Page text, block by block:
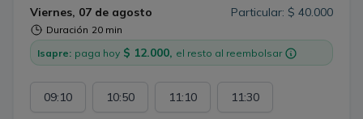
honesta y responsable.
Viernes, 07 de agosto
Duración 20 min
Particular: $ 40.000
Isapre: paga hoy $ 12.000, el resto al reembolsar
09:10 10:50 11:10 11:30